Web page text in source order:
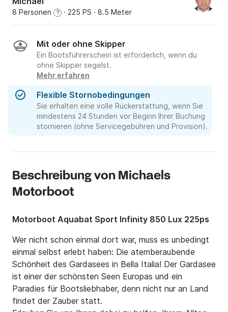
8 Personen ? · 225 PS · 8.5 Meter
Mit oder ohne Skipper
Ein Bootsführerschein ist erforderlich, wenn du
ohne Skipper segelst.
Mehr erfahren
Flexible Stornobedingungen
Sie erhalten eine volle Rückerstattung, wenn Sie
mindestens 24 Stunden vor Beginn Ihrer Buchung
stornieren (ohne Servicegebühren und Provision).
Beschreibung von Michaels
Motorboot
Motorboot Aquabat Sport Infinity 850 Lux 225ps
Wer nicht schon einmal dort war, muss es unbedingt
einmal selbst erlebt haben: Die atemberaubende
Schönheit des Gardasees in Bella Italia! Der Gardasee
ist einer der schönsten Seen Europas und ein
Paradies für Bootsliebhaber, denn nicht nur an Land
findet der Zauber statt.